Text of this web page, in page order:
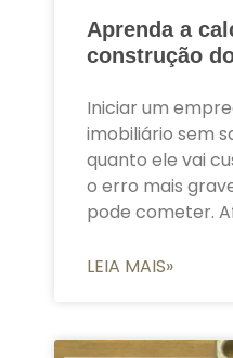
Aprenda a
construção
Iniciar um
imobiliário sem
quanto ele vai
o erro mais
pode cometer.
LEIA MAIS»